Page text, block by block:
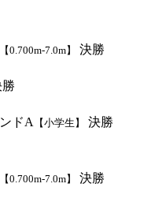
【0.700m-7.0m】
決勝
ドA 【小学生】
決勝
【0.700m-7.0m】
決勝